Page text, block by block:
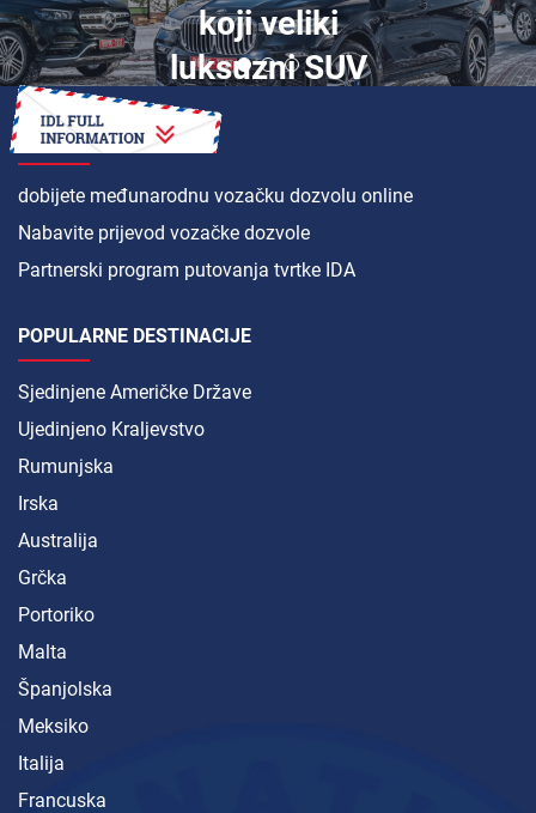
koji veliki
luksuzni SUV
pobjeđuje?
KAKO DA
dobijete međunarodnu vozačku dozvolu online
Nabavite prijevod vozačke dozvole
Partnerski program putovanja tvrtke IDA
POPULARNE DESTINACIJE
Sjedinjene Američke Države
Ujedinjeno Kraljevstvo
Rumunjska
Irska
Australija
Grčka
Portoriko
Malta
Španjolska
Meksiko
Italija
Francuska